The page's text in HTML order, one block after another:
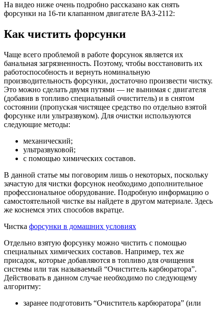
На видео ниже очень подробно рассказано как снять
форсунки на 16-ти клапанном двигателе ВАЗ-2112:
Как чистить форсунки
Чаще всего проблемой в работе форсунок является их
банальная загрязненность. Поэтому, чтобы восстановить их
работоспособность и вернуть номинальную
производительность форсунки, достаточно произвести чистку.
Это можно сделать двумя путями — не вынимая с двигателя
(добавив в топливо специальный очиститель) и в снятом
состоянии (пропуская чистящее средство по отдельно взятой
форсунке или ультразвуком). Для очистки используются
следующие методы:
механический;
ультразвуковой;
с помощью химических составов.
В данной статье мы поговорим лишь о некоторых, поскольку
зачастую для чистки форсунок необходимо дополнительное
профессиональное оборудование. Подробную информацию о
самостоятельной чистке вы найдете в другом материале. Здесь
же коснемся этих способов вкратце.
Чистка форсунки в домашних условиях
Отдельно взятую форсунку можно чистить с помощью
специальных химических составов. Например, тех же
присадок, которые добавляются в топливо для очищения
системы или так называемый “Очиститель карбюратора”.
Действовать в данном случае необходимо по следующему
алгоритму:
заранее подготовить “Очиститель карбюратора” (или